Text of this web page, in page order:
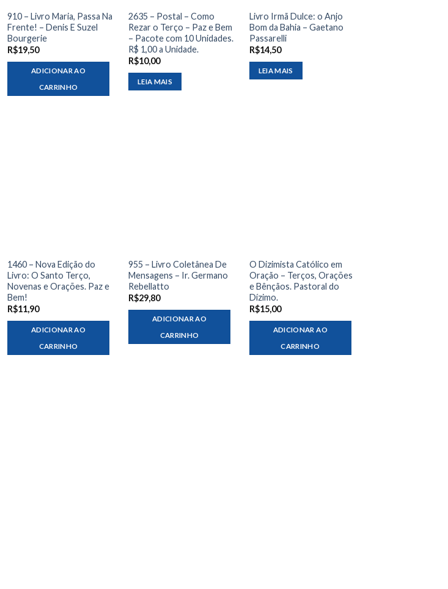
910 – Livro Maria, Passa Na
Frente! – Denis E Suzel
Bourgerie
R$19,50
ADICIONAR AO
CARRINHO
2635 – Postal – Como
Rezar o Terço – Paz e Bem
– Pacote com 10 Unidades.
R$ 1,00 a Unidade.
R$10,00
LEIA MAIS
Livro Irmã Dulce: o Anjo
Bom da Bahia – Gaetano
Passarelli
R$14,50
LEIA MAIS
1460 – Nova Edição do
Livro: O Santo Terço,
Novenas e Orações. Paz e
Bem!
R$11,90
ADICIONAR AO
CARRINHO
955 – Livro Coletânea De
Mensagens – Ir. Germano
Rebellatto
R$29,80
ADICIONAR AO
CARRINHO
O Dizimista Católico em
Oração – Terços, Orações
e Bênçãos. Pastoral do
Dízimo.
R$15,00
ADICIONAR AO
CARRINHO